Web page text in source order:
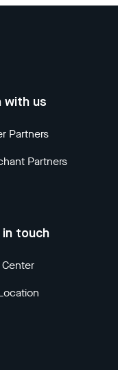
with us
Partners
Partners
in touch
Center